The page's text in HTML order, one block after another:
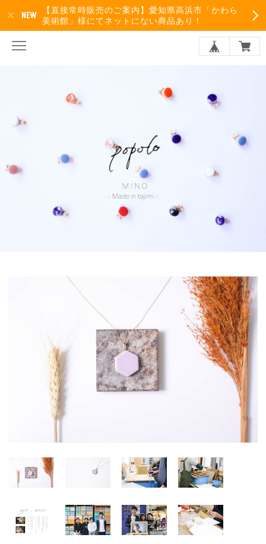
【直接常時販売のご案内】愛知県高浜市「かわら
美術館」様にてネットにない商品あり！